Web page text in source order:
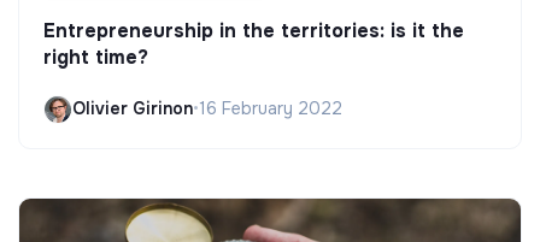
Entrepreneurship in the territories: is it the
right time?
Olivier Girinon•16 February 2022